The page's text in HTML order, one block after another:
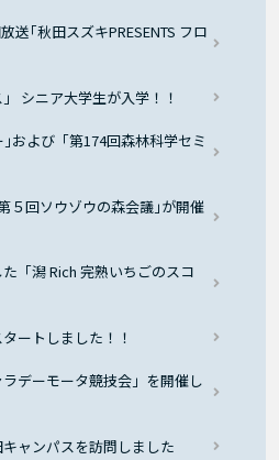
送｢秋田スズキPRESENTS フロ
シニア大学生が入学！！
｣および「第174回森林科学セミ
５回ソウゾウの森会議｣が開催
「潟 Rich 完熟いちごのスコ
ートしました！！
デーモータ競技会」を開催し
ャンパスを訪問しました